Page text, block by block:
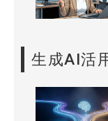
生成AI活